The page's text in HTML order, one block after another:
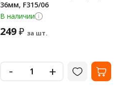
36мм, F315/06
В наличии
249₽ за шт.
- +